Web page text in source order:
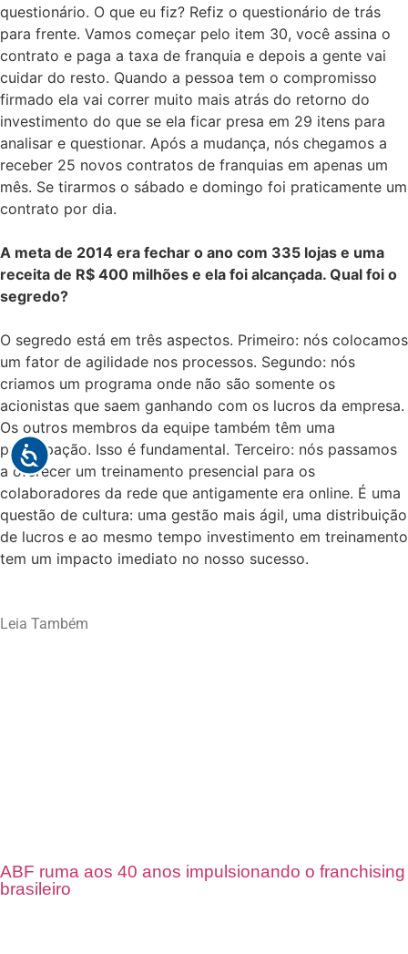
questionário. O que eu fiz? Refiz o questionário de trás
para frente. Vamos começar pelo item 30, você assina o
contrato e paga a taxa de franquia e depois a gente vai
cuidar do resto. Quando a pessoa tem o compromisso
firmado ela vai correr muito mais atrás do retorno do
investimento do que se ela ficar presa em 29 itens para
analisar e questionar. Após a mudança, nós chegamos a
receber 25 novos contratos de franquias em apenas um
mês. Se tirarmos o sábado e domingo foi praticamente um
contrato por dia.
A meta de 2014 era fechar o ano com 335 lojas e uma
receita de R$ 400 milhões e ela foi alcançada. Qual foi o
segredo?
O segredo está em três aspectos. Primeiro: nós colocamos
um fator de agilidade nos processos. Segundo: nós
criamos um programa onde não são somente os
acionistas que saem ganhando com os lucros da empresa.
Os outros membros da equipe também têm uma
participação. Isso é fundamental. Terceiro: nós passamos
a oferecer um treinamento presencial para os
colaboradores da rede que antigamente era online. É uma
questão de cultura: uma gestão mais ágil, uma distribuição
de lucros e ao mesmo tempo investimento em treinamento
tem um impacto imediato no nosso sucesso.
Leia Também
ABF ruma aos 40 anos impulsionando o franchising
brasileiro